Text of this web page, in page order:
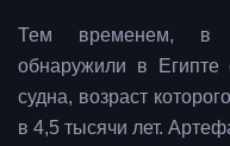
Тем временем, в
обнаружили в Египте
судна, возраст
в 4,5 тысячи лет.